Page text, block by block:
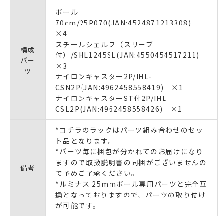
構成
パー
ツ
ポール
70cm/25P070(JAN:4524871213308)
×4
スチールシェルフ（スリーブ
付）/SHL1245SL(JAN:4550454517211)
×3
ナイロンキャスター2P/IHL-
CSN2P(JAN:4962458558419) ×1
ナイロンキャスターST付2P/IHL-
CSL2P(JAN:4962458558426) ×1
備考
*コチラのラックはパーツ組み合わせのセッ
ト品となります。
*パーツ毎に梱包が分かれてのお届けになり
ますので取扱説明書の同梱がございませんの
で予めご了承ください。
*ルミナス 25mmポール専用パーツと完全互
換となっておりますので、パーツの取り付け
が可能です。